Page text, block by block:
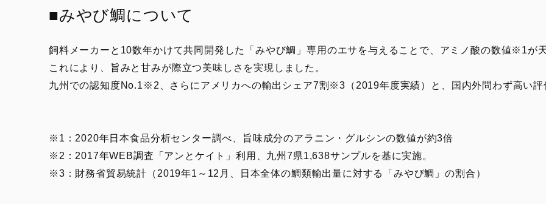
■みやび鯛について
飼料メーカーと10数年かけて共同開発した「みやび鯛」専用のエサを与えることで、アミノ酸の数値※1が
これにより、旨みと甘みが際立つ美味しさを実現しました。
九州での認知度No.1※2、さらにアメリカへの輸出シェア7割※3（2019年度実績）と、国内外問わず高い評
※1：2020年日本食品分析センター調べ、旨味成分のアラニン・グルシンの数値が約3倍
※2：2017年WEB調査「アンとケイト」利用、九州7県1,638サンプルを基に実施。
※3：財務省貿易統計（2019年1～12月、日本全体の鯛類輸出量に対する「みやび鯛」の割合）